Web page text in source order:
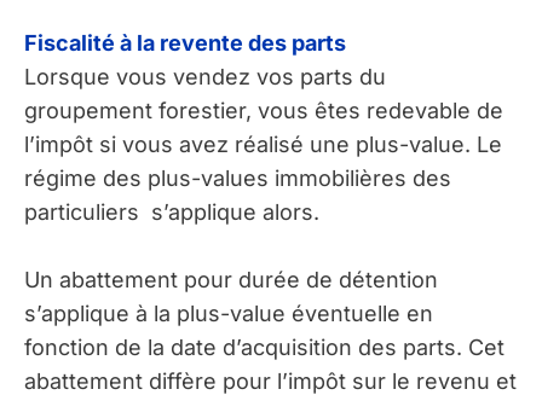
Fiscalité à la revente des parts
Lorsque vous vendez vos parts du
groupement forestier, vous êtes redevable de
l’impôt si vous avez réalisé une plus-value. Le
régime des plus-values immobilières des
particuliers s’applique alors.
Un abattement pour durée de détention
s’applique à la plus-value éventuelle en
fonction de la date d’acquisition des parts. Cet
abattement diffère pour l’impôt sur le revenu et